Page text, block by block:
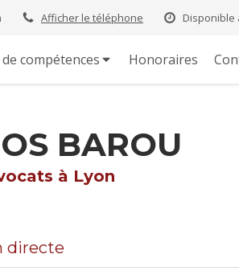
Disponible
Afficher le téléphone
compétences Honoraires
BAROU
à Lyon
directe